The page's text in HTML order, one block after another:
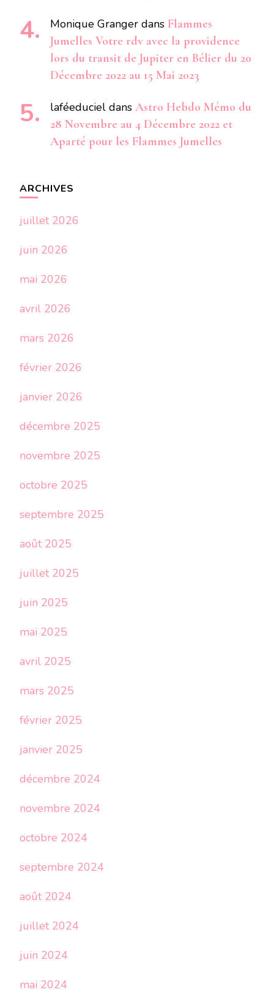
Monique Granger dans Flammes
Jumelles Votre rdv avec la providence
lors du transit de Jupiter en Bélier du 20
Décembre 2022 au 15 Mai 2023
laféeduciel dans Astro Hebdo Mémo du
28 Novembre au 4 Décembre 2022 et
Aparté pour les Flammes Jumelles
ARCHIVES
juillet 2026
juin 2026
mai 2026
avril 2026
mars 2026
février 2026
janvier 2026
décembre 2025
novembre 2025
octobre 2025
septembre 2025
août 2025
juillet 2025
juin 2025
mai 2025
avril 2025
mars 2025
février 2025
janvier 2025
décembre 2024
novembre 2024
octobre 2024
septembre 2024
août 2024
juillet 2024
juin 2024
mai 2024